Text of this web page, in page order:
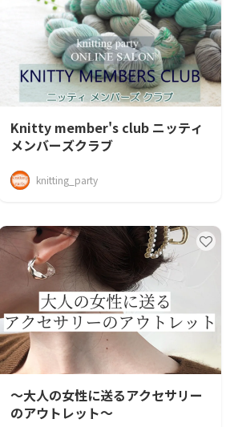
Knitty member's club ニッティ
メンバーズクラブ
knitting_party
～大人の女性に送るアクセサリー
のアウトレット～